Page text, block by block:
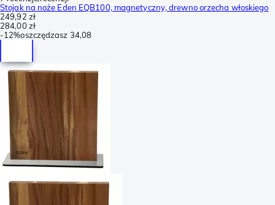
Stojak na noże Eden EQB100, magnetyczny, drewno orzecha włoskiego
249,92 zł
284,00 zł
-12%oszczędzasz 34,08